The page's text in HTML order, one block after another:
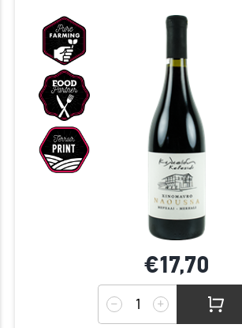
€17,70